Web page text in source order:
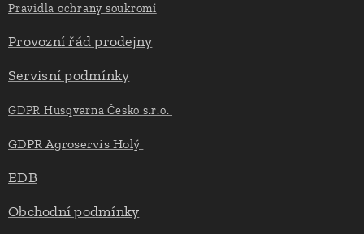
Pravidla ochrany soukromí
Provozní řád prodejny
Servisní podmínky
GDPR Husqvarna Česko s.r.o.
GDPR Agroservis Holý
EDB
Obchodní podmínky